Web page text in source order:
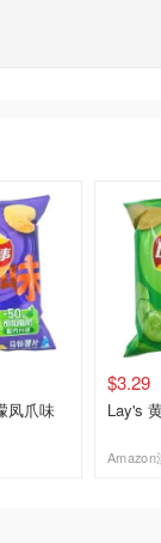
凤爪味
$3.29
Lay's